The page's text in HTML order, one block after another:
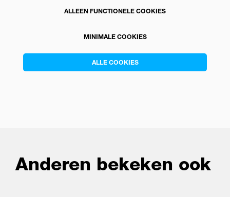
ALLEEN FUNCTIONELE COOKIES
MINIMALE COOKIES
ALLE COOKIES
Anderen bekeken ook